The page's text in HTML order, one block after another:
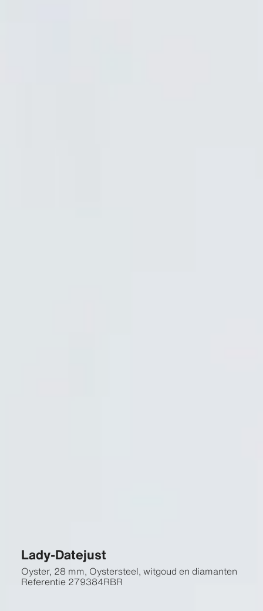
Lady-Datejust
Oyster, 28 mm, Oystersteel, witgoud en diamanten
Referentie 279384RBR